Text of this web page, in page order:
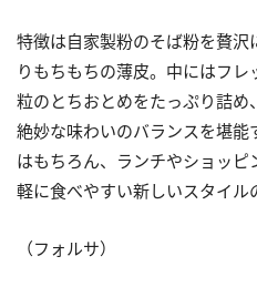
特徴は自家製粉のそば粉を贅沢
りもちもちの薄皮。中にはフ
粒のとちおとめをたっぷり詰
絶妙な味わいのバランスを堪
はもちろん、ランチやショッ
軽に食べやすい新しいスタイル
（フォルサ）